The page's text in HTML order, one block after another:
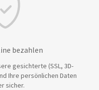
bezahlen
gesichterte (SSL, 3D-
Ihre persönlichen Daten
sicher.